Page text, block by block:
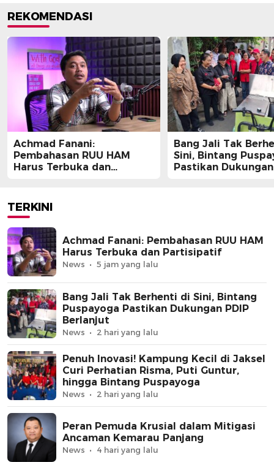
REKOMENDASI
Achmad Fanani:
Pembahasan RUU HAM
Harus Terbuka dan
Bang Jali Tak
Sini, Bintang
Pastikan Dukungan
TERKINI
Achmad Fanani: Pembahasan RUU HAM
Harus Terbuka dan Partisipatif
News 5 jam yang lalu
Bang Jali Tak Berhenti di Sini, Bintang
Puspayoga Pastikan Dukungan PDIP
Berlanjut
News 2 hari yang lalu
Penuh Inovasi! Kampung Kecil di Jaksel
Curi Perhatian Risma, Puti Guntur,
hingga Bintang Puspayoga
News 2 hari yang lalu
Peran Pemuda Krusial dalam Mitigasi
Ancaman Kemarau Panjang
News 4 hari yang lalu